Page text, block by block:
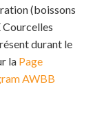
(boissons
Courcelles
durant le
la Page
AWBB